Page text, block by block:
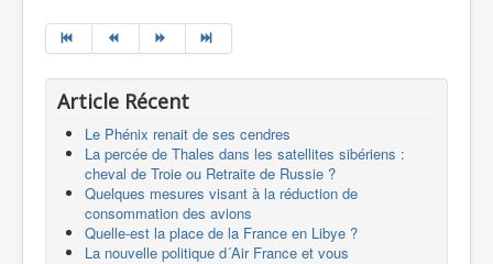
Article Récent
Le Phénix renait de ses cendres
La percée de Thales dans les satellites sibériens :
cheval de Troie ou Retraite de Russie ?
Quelques mesures visant à la réduction de
consommation des avions
Quelle-est la place de la France en Libye ?
La nouvelle politique d´Air France et vous